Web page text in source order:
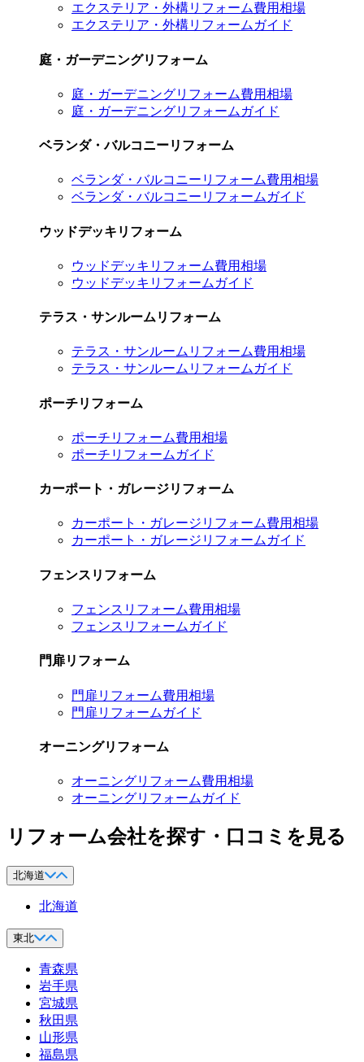
エクステリア・外構リフォーム費用相場
エクステリア・外構リフォームガイド
庭・ガーデニングリフォーム
庭・ガーデニングリフォーム費用相場
庭・ガーデニングリフォームガイド
ベランダ・バルコニーリフォーム
ベランダ・バルコニーリフォーム費用相場
ベランダ・バルコニーリフォームガイド
ウッドデッキリフォーム
ウッドデッキリフォーム費用相場
ウッドデッキリフォームガイド
テラス・サンルームリフォーム
テラス・サンルームリフォーム費用相場
テラス・サンルームリフォームガイド
ポーチリフォーム
ポーチリフォーム費用相場
ポーチリフォームガイド
カーポート・ガレージリフォーム
カーポート・ガレージリフォーム費用相場
カーポート・ガレージリフォームガイド
フェンスリフォーム
フェンスリフォーム費用相場
フェンスリフォームガイド
門扉リフォーム
門扉リフォーム費用相場
門扉リフォームガイド
オーニングリフォーム
オーニングリフォーム費用相場
オーニングリフォームガイド
リフォーム会社を探す・口コミを見る
北海道
北海道
東北
青森県
岩手県
宮城県
秋田県
山形県
福島県